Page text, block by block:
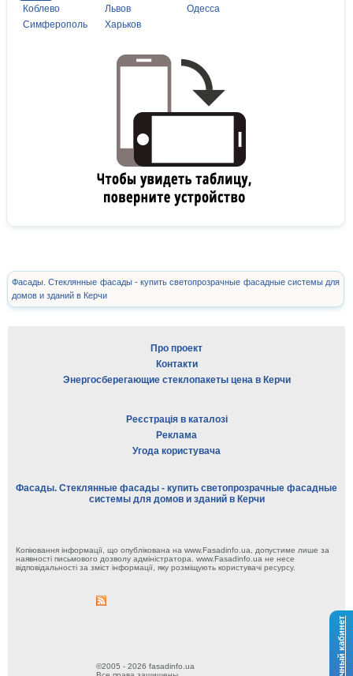
Личный кабинет
Коблево
Львов
Одесса
Симферополь
Харьков
Фасады. Стеклянные фасады - купить светопрозрачные фасадные системы для
домов и зданий в Керчи
Про проект
Контакти
Энергосберегающие стеклопакеты цена в Керчи
Реєстрація в каталозі
Реклама
Угода користувача
Фасады. Стеклянные фасады - купить светопрозрачные фасадные
системы для домов и зданий в Керчи
Копіювання інформації, що опублікована на www.Fasadinfo.ua, допустиме лише за
наявності письмового дозволу адміністратора. www.Fasadinfo.ua не несе
відповідальності за зміст інформації, яку розміщують користувачі ресурсу.
©2005 - 2026 fasadinfo.ua